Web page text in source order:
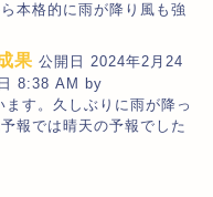
本格的に雨が降り風も強
果 公開日 2024年2月24
8:38 AM by
す。久しぶりに雨が降っ
報では晴天の予報でした